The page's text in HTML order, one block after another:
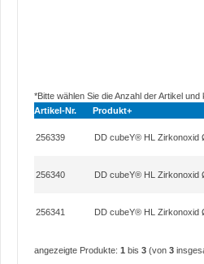
*Bitte wählen Sie die Anzahl der Artikel
Artikel-Nr.
Produkt+
256339 DD cubeY® HL Zirkonoxid
256340 DD cubeY® HL Zirkonoxid
256341 DD cubeY® HL Zirkonoxid
angezeigte Produkte: 1 bis 3 (von 3